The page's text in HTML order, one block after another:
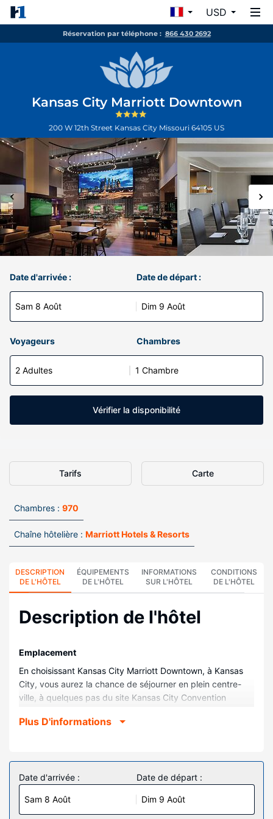
USD
Réservation par téléphone : 866 430 2692
Kansas City Marriott Downtown
200 W 12th Street Kansas City Missouri 64105 US
Date d'arrivée :
Sam 8 Août
Date de départ :
Dim 9 Août
Voyageurs Chambres
2 Adultes 1 Chambre
Vérifier la disponibilité
Tarifs Carte
Chambres : 970
Chaîne hôtelière : Marriott Hotels & Resorts
DESCRIPTION
DE L'HÔTEL
ÉQUIPEMENTS
DE L'HÔTEL
INFORMATIONS
SUR L'HÔTEL
CONDITIONS
DE L'HÔTEL
Description de l'hôtel
Emplacement
En choisissant Kansas City Marriott Downtown, à Kansas
City, vous aurez la chance de séjourner en plein centre-
ville, à quelques pas du site Kansas City Convention
Salle omnisports T-Mobile Center. Cet hôtel se trouve à
Choisissez une des 970 chambres dotées d'une télévision
à écran plat. Votre lit avec surmatelas est préparé avec
une couette en duvet d'oie et de la literie de qualité
Plus D'informations
Date d'arrivée :
Sam 8 Août
Date de départ :
Dim 9 Août